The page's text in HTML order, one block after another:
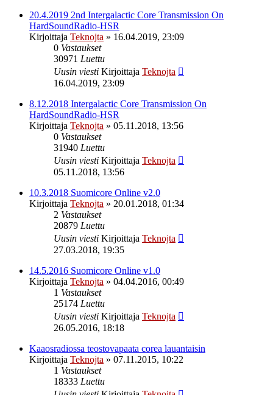
20.4.2019 2nd Intergalactic Core Transmission On
HardSoundRadio-HSR
Kirjoittaja Teknojta » 16.04.2019, 23:09
0 Vastaukset
30971 Luettu
Uusin viesti Kirjoittaja Teknojta
16.04.2019, 23:09
8.12.2018 Intergalactic Core Transmission On
HardSoundRadio-HSR
Kirjoittaja Teknojta » 05.11.2018, 13:56
0 Vastaukset
31940 Luettu
Uusin viesti Kirjoittaja Teknojta
05.11.2018, 13:56
10.3.2018 Suomicore Online v2.0
Kirjoittaja Teknojta » 20.01.2018, 01:34
2 Vastaukset
20879 Luettu
Uusin viesti Kirjoittaja Teknojta
27.03.2018, 19:35
14.5.2016 Suomicore Online v1.0
Kirjoittaja Teknojta » 04.04.2016, 00:49
1 Vastaukset
25174 Luettu
Uusin viesti Kirjoittaja Teknojta
26.05.2016, 18:18
Kaaosradiossa teostovapaata corea lauantaisin
Kirjoittaja Teknojta » 07.11.2015, 10:22
1 Vastaukset
18333 Luettu